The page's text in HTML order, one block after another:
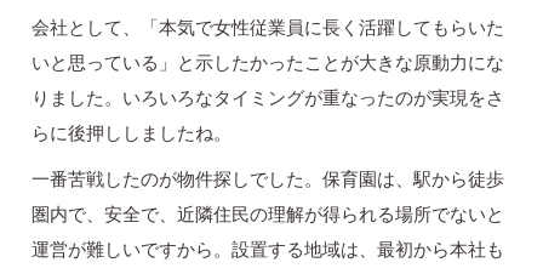
会社として、「本気で女性従業員に長く活躍してもらいた
いと思っている」と示したかったことが大きな原動力にな
りました。いろいろなタイミングが重なったのが実現をさ
らに後押ししましたね。
一番苦戦したのが物件探しでした。保育園は、駅から徒歩
圏内で、安全で、近隣住民の理解が得られる場所でないと
運営が難しいですから。設置する地域は、最初から本社も